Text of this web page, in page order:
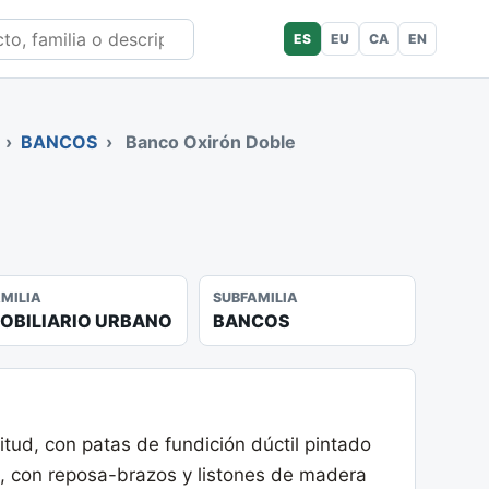
ES EU CA EN
› BANCOS › Banco Oxirón Doble
URBANO
SUBFAMILIA
BANCOS
con patas de fundición dúctil pintado
con reposa-brazos y listones de madera